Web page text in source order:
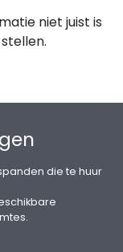
niet juist is
die te huur